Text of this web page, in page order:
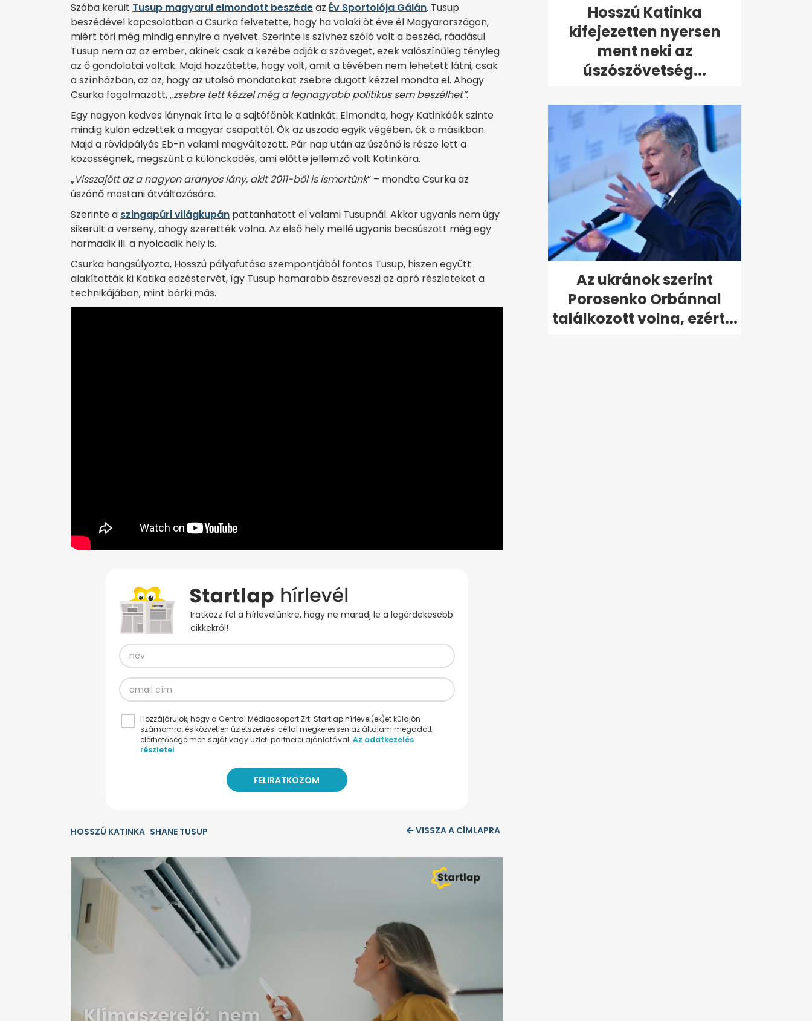
Szóba került Tusup magyarul elmondott beszédeaz Év Sportolója Gálán. Tusup
beszédével kapcsolatban a Csurka felvetette, hogy ha valaki öt éve él Magyarországon,
miért töri még mindig ennyire a nyelvet. Szerinte is szívhez szóló volt a beszéd, ráadásul
Tusup nem az az ember, akinek csak a kezébe adják a szöveget, ezek valószínűleg tényleg
az ő gondolatai voltak. Majd hozzátette, hogy volt, amit a tévében nem lehetett látni, csak
a színházban, az az, hogy az utolsó mondatokat zsebre dugott kézzel mondta el. Ahogy
Csurka fogalmazott, „zsebre tett kézzel még a legnagyobb politikus sem beszélhet”.
Egy nagyon kedves lánynak írta le a sajtófőnök Katinkát. Elmondta, hogy Katinkáék szinte
mindig külön edzettek a magyar csapattól. Ők az uszoda egyik végében, ők a másikban.
Majd a rövidpályás Eb-n valami megváltozott. Pár nap után az úszónő is része lett a
közösségnek, megszűnt a különcködés, ami előtte jellemző volt Katinkára.
„Visszajött az a nagyon aranyos lány, akit 2011-ből is ismertünk” – mondta Csurka az
úszónő mostani átváltozására.
Szerinte a szingapúri világkupán pattanhatott el valami Tusupnál. Akkor ugyanis nem úgy
sikerült a verseny, ahogy szerették volna. Az első hely mellé ugyanis becsúszott még egy
harmadik ill. a nyolcadik hely is.
Csurka hangsúlyozta, Hosszú pályafutása szempontjából fontos Tusup, hiszen együtt
alakították ki Katika edzéstervét, így Tusup hamarabb észreveszi az apró részleteket a
technikájában, mint bárki más.
Iratkozz fel a hírlevelünkre, hogy ne maradj le a legérdekesebb
cikkekről!
Hozzájárulok, hogy a Central Médiacsoport Zrt. Startlap hírlevel(ek)et küldjön
számomra, és közvetlen üzletszerzési céllal megkeressen az általam megadott
elérhetőségeimen saját vagy üzleti partnerei ajánlatával. Az adatkezelés
részletei
HOSSZÚ KATINKA SHANE TUSUP VISSZA A CÍMLAPRA
Hosszú Katinka
kifejezetten nyersen
ment neki az
úszószövetség...
Az ukránok szerint
Porosenko Orbánnal
találkozott volna, ezért...